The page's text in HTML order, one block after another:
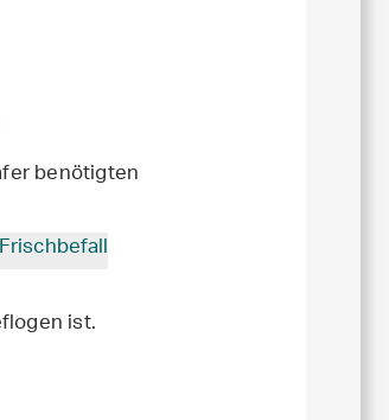
benötigten
ist.